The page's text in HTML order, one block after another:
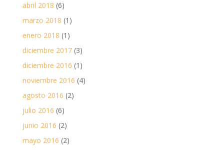
abril 2018 (6)
marzo 2018 (1)
enero 2018 (1)
diciembre 2017(3)
diciembre 2016 (1)
noviembre 2016 (4)
agosto 2016 (2)
julio 2016 (6)
junio 2016 (2)
mayo 2016 (2)